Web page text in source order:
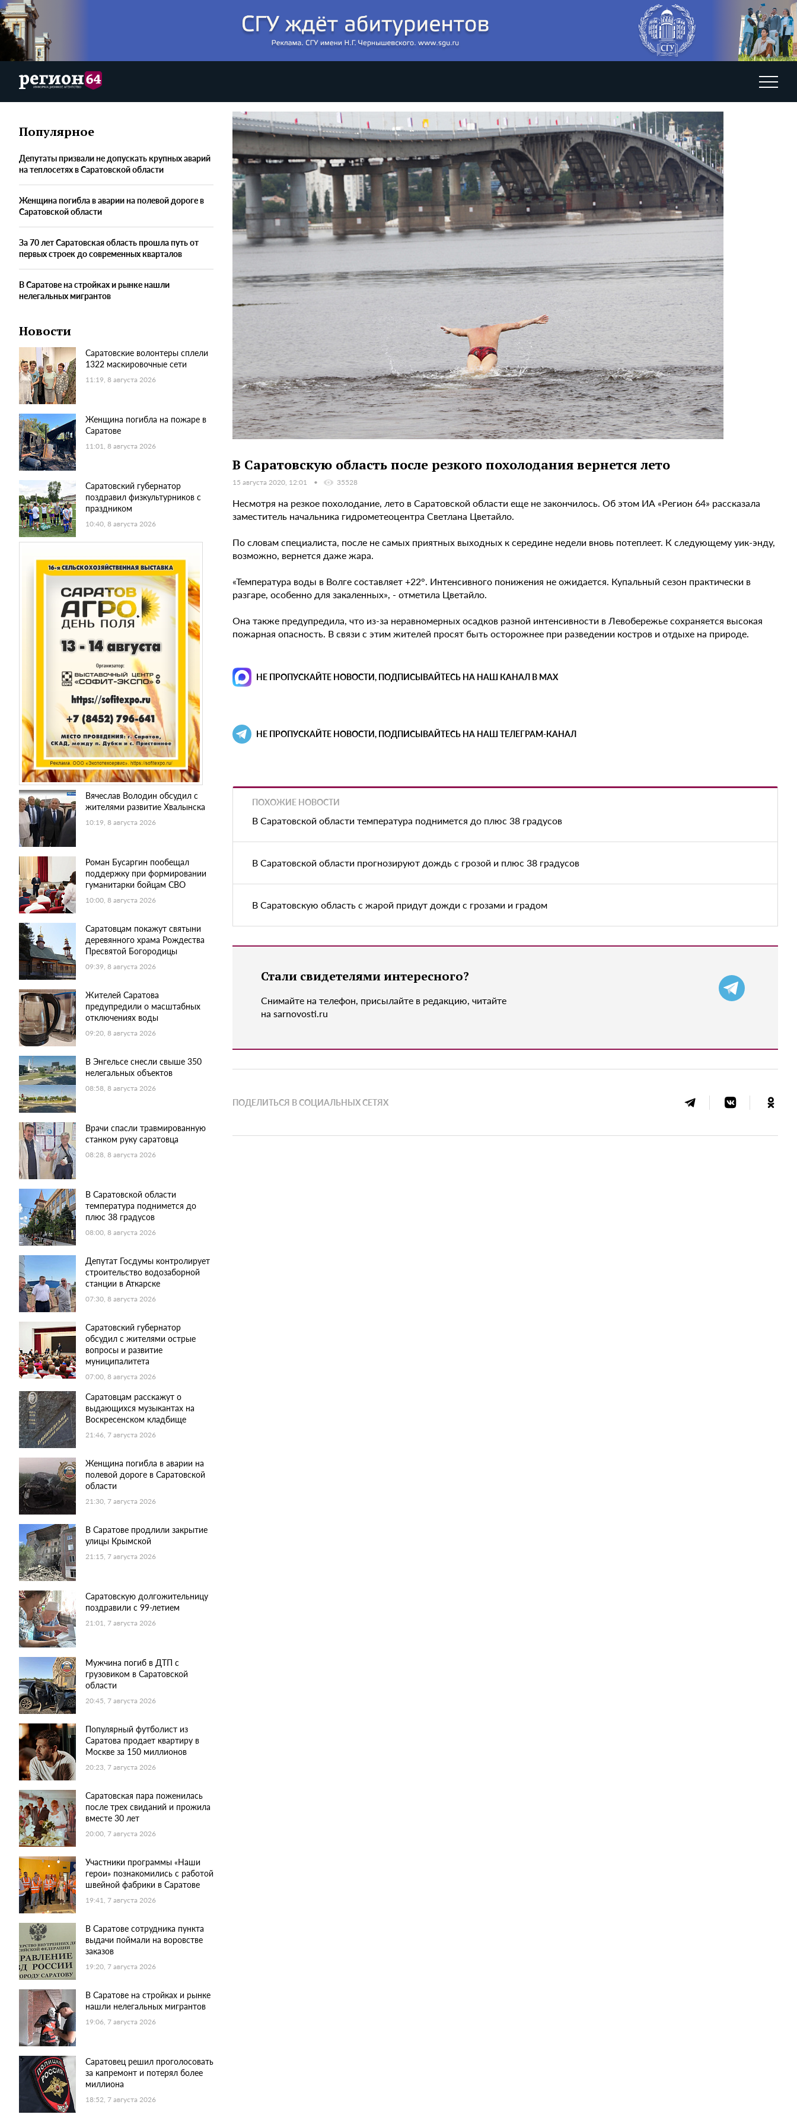
Популярное
Депутаты призвали не допускать крупных аварий
на теплосетях в Саратовской области
Женщина погибла в аварии на полевой дороге в
Саратовской области
За 70 лет Саратовская область прошла путь от
первых строек до современных кварталов
В Саратове на стройках и рынке нашли
нелегальных мигрантов
Новости
Саратовские волонтеры сплели
1322 маскировочные сети
11:19, 8 августа 2026
Женщина погибла на пожаре в
Саратове
11:01, 8 августа 2026
Саратовский губернатор
поздравил физкультурников с
праздником
10:40, 8 августа 2026
Вячеслав Володин обсудил с
жителями развитие Хвалынска
10:19, 8 августа 2026
Роман Бусаргин пообещал
поддержку при формировании
гуманитарки бойцам СВО
10:00, 8 августа 2026
Саратовцам покажут святыни
деревянного храма Рождества
Пресвятой Богородицы
09:39, 8 августа 2026
Жителей Саратова
предупредили о масштабных
отключениях воды
09:20, 8 августа 2026
В Энгельсе снесли свыше 350
нелегальных объектов
08:58, 8 августа 2026
Врачи спасли травмированную
станком руку саратовца
08:28, 8 августа 2026
В Саратовской области
температура поднимется до
плюс 38 градусов
08:00, 8 августа 2026
Депутат Госдумы контролирует
строительство водозаборной
станции в Аткарске
07:30, 8 августа 2026
Саратовский губернатор
обсудил с жителями острые
вопросы и развитие
муниципалитета
07:00, 8 августа 2026
Саратовцам расскажут о
выдающихся музыкантах на
Воскресенском кладбище
21:46, 7 августа 2026
Женщина погибла в аварии на
полевой дороге в Саратовской
области
21:30, 7 августа 2026
В Саратове продлили закрытие
улицы Крымской
21:15, 7 августа 2026
Саратовскую долгожительницу
поздравили с 99-летием
21:01, 7 августа 2026
Мужчина погиб в ДТП с
грузовиком в Саратовской
области
20:45, 7 августа 2026
Популярный футболист из
Саратова продает квартиру в
Москве за 150 миллионов
20:23, 7 августа 2026
Саратовская пара поженилась
после трех свиданий и прожила
вместе 30 лет
20:00, 7 августа 2026
Участники программы «Наши
герои» познакомились с работой
швейной фабрики в Саратове
19:41, 7 августа 2026
В Саратове сотрудника пункта
выдачи поймали на воровстве
заказов
19:20, 7 августа 2026
В Саратове на стройках и рынке
нашли нелегальных мигрантов
19:06, 7 августа 2026
Саратовец решил проголосовать
за капремонт и потерял более
миллиона
18:52, 7 августа 2026
В Саратовскую область после резкого похолодания вернется лето
15 августа 2020, 12:01 35528
Несмотря на резкое похолодание, лето в Саратовской области еще не закончилось. Об этом ИА «Регион 64» рассказала
заместитель начальника гидрометеоцентра Светлана Цветайло.
По словам специалиста, после не самых приятных выходных к середине недели вновь потеплеет. К следующему уик-энду,
возможно, вернется даже жара.
«Температура воды в Волге составляет +22°. Интенсивного понижения не ожидается. Купальный сезон практически в
разгаре, особенно для закаленных», - отметила Цветайло.
Она также предупредила, что из-за неравномерных осадков разной интенсивности в Левобережье сохраняется высокая
пожарная опасность. В связи с этим жителей просят быть осторожнее при разведении костров и отдыхе на природе.
НЕ ПРОПУСКАЙТЕ НОВОСТИ, ПОДПИСЫВАЙТЕСЬ НА НАШ КАНАЛ В MAX
НЕ ПРОПУСКАЙТЕ НОВОСТИ, ПОДПИСЫВАЙТЕСЬ НА НАШ ТЕЛЕГРАМ-КАНАЛ
ПОХОЖИЕ НОВОСТИ
В Саратовской области температура поднимется до плюс 38 градусов
В Саратовской области прогнозируют дождь с грозой и плюс 38 градусов
В Саратовскую область с жарой придут дожди с грозами и градом
Стали свидетелями интересного?
Снимайте на телефон, присылайте в редакцию, читайте
на sarnovosti.ru
ПОДЕЛИТЬСЯ В СОЦИАЛЬНЫХ СЕТЯХ